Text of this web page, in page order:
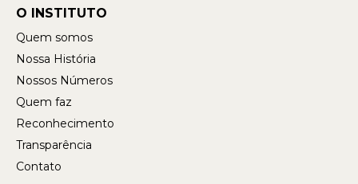
O INSTITUTO
Quem somos
Nossa História
Nossos Números
Quem faz
Reconhecimento
Transparência
Contato